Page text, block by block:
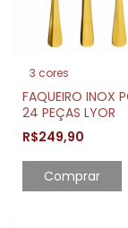
3 cores
FAQUEIRO INOX
24 PEÇAS LYOR
R$249,90
Comprar